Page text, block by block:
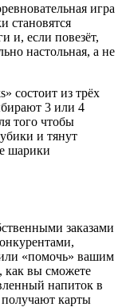
игра
становятся
и, если повезёт,
настольная, а не
состоит из трёх
3 или 4
того чтобы
и тянут
шарики
заказами
«помочь» вашим
как вы сможете
напиток в
карты